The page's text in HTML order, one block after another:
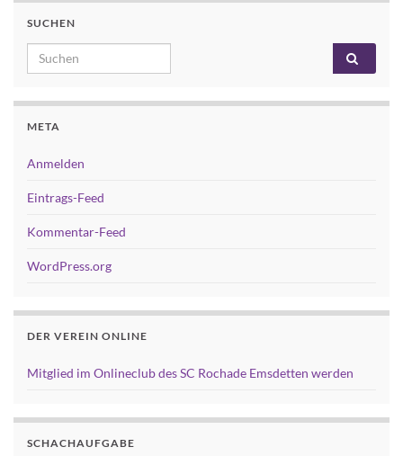
SUCHEN
Search for:
META
Anmelden
Eintrags-Feed
Kommentar-Feed
WordPress.org
DER VEREIN ONLINE
Mitglied im Onlineclub des SC Rochade Emsdetten werden
SCHACHAUFGABE